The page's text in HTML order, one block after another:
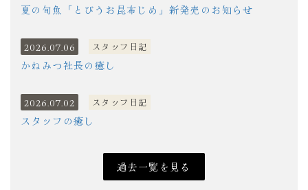
夏の旬魚「とびうお昆布じめ」新発売のお知らせ
2026.07.06 スタッフ日記
かねみつ社長の癒し
2026.07.02 スタッフ日記
スタッフの癒し
過去一覧を見る